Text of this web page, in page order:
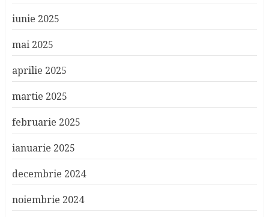
iunie 2025
mai 2025
aprilie 2025
martie 2025
februarie 2025
ianuarie 2025
decembrie 2024
noiembrie 2024